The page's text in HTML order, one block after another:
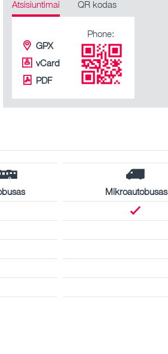
Atsisiuntimai QR kodas
GPX
vCard
PDF
Phone:
Mikroautobusas